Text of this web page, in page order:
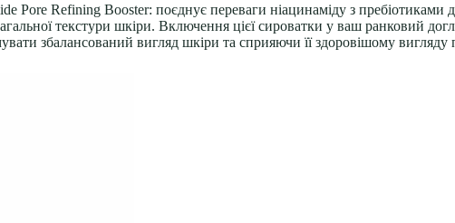
Pore Refining Booster: поєднує переваги ніацинаміду з пребіотиками
текстури шкіри. Включення цієї сироватки у ваш ранковий
збалансований вигляд шкіри та сприяючи її здоровішому вигляду